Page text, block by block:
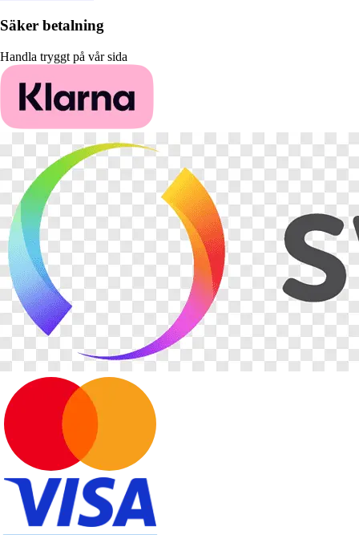
Säker betalning
Handla tryggt på vår sida